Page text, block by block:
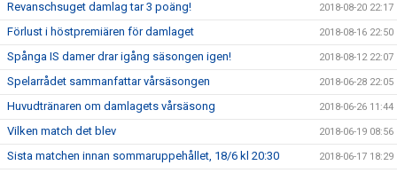
Revanschsuget damlag tar 3 poäng! 2018-08-20 22:17
Förlust i höstpremiären för damlaget 2018-08-16 22:50
Spånga IS damer drar igång säsongen igen! 2018-08-12 22:07
Spelarrådet sammanfattar vårsäsongen 2018-06-28 22:05
Huvudtränaren om damlagets vårsäsong 2018-06-26 11:44
Vilken match det blev 2018-06-19 08:56
Sista matchen innan sommaruppehållet, 18/6 kl 20:30 2018-06-17 18:29